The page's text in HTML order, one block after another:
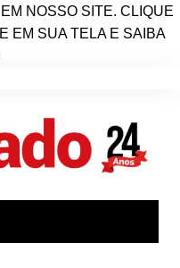
NOSSO SITE. CLIQUE
EM SUA TELA E SAIBA